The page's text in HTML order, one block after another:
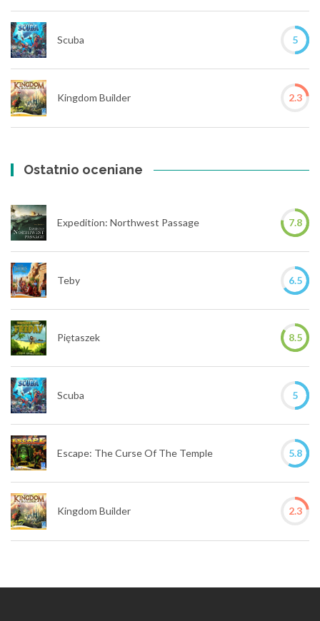
Scuba 5
Kingdom Builder 2.3
Ostatnio oceniane
Expedition: Northwest Passage 7.8
Teby 6.5
Piętaszek 8.5
Scuba 5
Escape: The Curse Of The Temple 5.8
Kingdom Builder 2.3